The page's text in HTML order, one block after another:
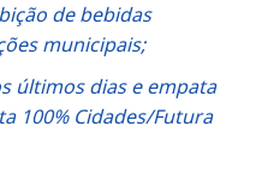
de bebidas
municipais;
últimos dias e empata
100% Cidades/Futura